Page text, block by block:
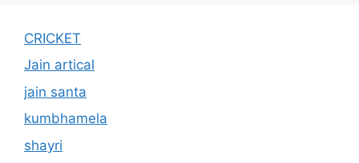
CRICKET
Jain artical
jain santa
kumbhamela
shayri